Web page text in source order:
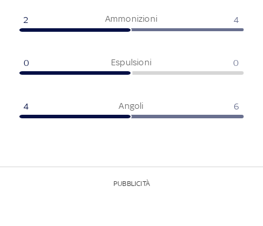
Ammonizioni
2 4
Espulsioni
0 0
Angoli
4 6
PUBBLICITÀ